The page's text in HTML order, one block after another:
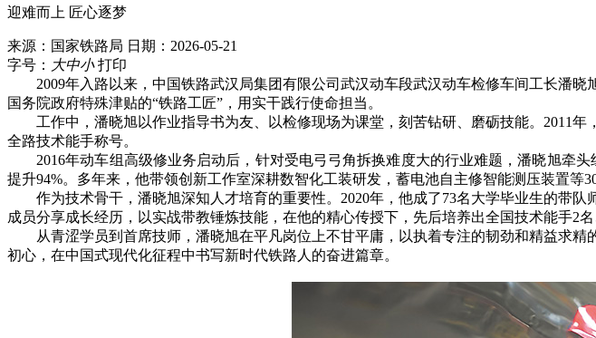
迎难而上 匠心逐梦
来源：国家铁路局 日期：2026-05-21
字号： 大中小 打印
2009年入路以来，中国铁路武汉局集团有限公司武汉动车段武汉动车检修车间工长潘晓
国务院政府特殊津贴的“铁路工匠”，用实干践行使命担当。
工作中，潘晓旭以作业指导书为友、以检修现场为课堂，刻苦钻研、磨砺技能。2011年
全路技术能手称号。
2016年动车组高级修业务启动后，针对受电弓弓角拆换难度大的行业难题，潘晓旭牵
提升94%。多年来，他带领创新工作室深耕数智化工装研发，蓄电池自主修智能测压装置等
作为技术骨干，潘晓旭深知人才培育的重要性。2020年，他成了73名大学毕业生的带队
成员分享成长经历，以实战带教锤炼技能，在他的精心传授下，先后培养出全国技术能手2
从青涩学员到首席技师，潘晓旭在平凡岗位上不甘平庸，以执着专注的韧劲和精益求精
初心，在中国式现代化征程中书写新时代铁路人的奋进篇章。